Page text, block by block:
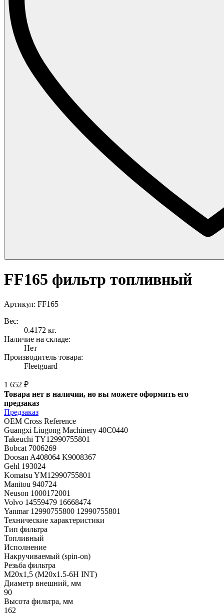
FF165 фильтр топливный
Артикул: FF165
Вес:
0.4172 кг.
Наличие на складе:
Нет
Производитель товара:
Fleetguard
1 652 ₽
Товара нет в наличии, но вы можете оформить его
предзаказ
Предзаказ
OEM Cross Reference
Guangxi Liugong Machinery 40C0440
Takeuchi TY12990755801
Bobcat 7006269
Doosan A408064 K9008367
Gehl 193024
Komatsu YM12990755801
Manitou 940724
Neuson 1000172001
Volvo 14559479 16668474
Yanmar 12990755800 12990755801
Технические характеристики
Тип фильтра
Топливный
Исполнение
Накручиваемый (spin-on)
Резьба фильтра
M20x1,5 (M20x1.5-6H INT)
Диаметр внешний, мм
90
Высота фильтра, мм
162